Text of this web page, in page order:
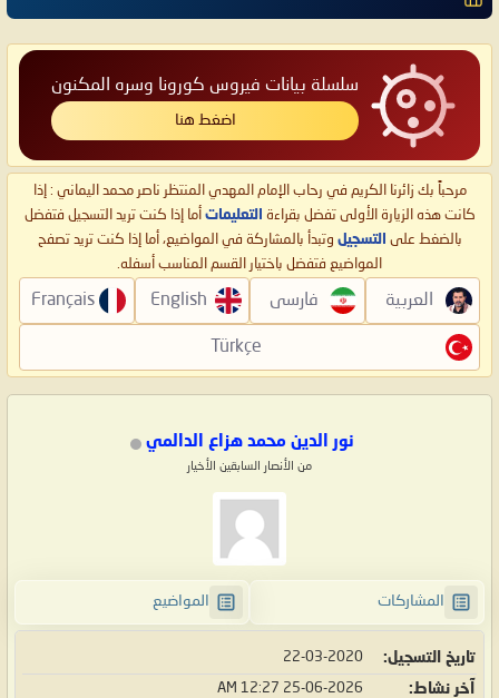
سلسلة بيانات فيروس كورونا وسره المكنون
اضغط هنا
مرحباً بك زائرنا الكريم في رحاب الإمام المهدي المنتظر ناصر محمد اليماني : إذا
كانت هذه الزيارة الأولى تفضل بقراءة التعليمات أما إذا كنت تريد التسجيل فتفضل
بالضغط على التسجيل وتبدأ بالمشاركة في المواضيع، أما إذا كنت تريد تصفح
المواضيع فتفضل باختيار القسم المناسب أسفله.
العربية فارسی English
Français
Türkçe
نور الدين محمد هزاع الدالمي
من الأنصار السابقين الأخيار
المشاركات المواضيع
تاريخ التسجيل 22-03-2020
آخر نشاط 25-06-2026
12:27 AM